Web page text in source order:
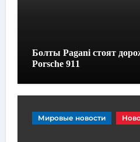
Болты Pagani стоят
Porsche 911
Мировые новости